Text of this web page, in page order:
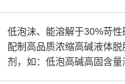
低泡沫、能溶解于30%苛性
配制高品质浓缩高碱液体
剂，如：低泡高碱高固含量